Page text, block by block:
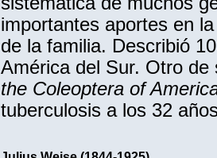
importantes aportes en
de la familia. Describió
América del Sur. Otro
the Coleoptera of
tuberculosis a los 32